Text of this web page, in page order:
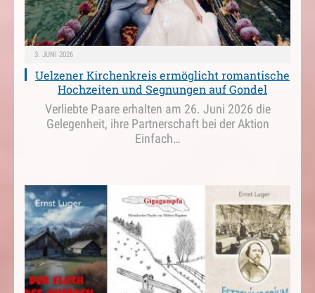
3. JUNI 2026
Uelzener Kirchenkreis ermöglicht romantische
Hochzeiten und Segnungen auf Gondel
Verliebte Paare erhalten am 26. Juni 2026 die
Gelegenheit, ihre Partnerschaft bei der Aktion
Einfach…